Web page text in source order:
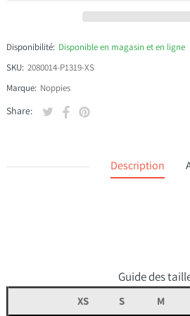
Disponibilité: Disponible en magasin et en ligne
SKU: 2080014-P1319-XS
Marque: Noppies
Share: Tweeter sur Twitter
S'ouvre dans une nouvelle
Partager sur Facebook
S'ouvre dans une nouvelle
Épingler sur Pinterest
S'ouvre dans une
Description
Guide des
XS S M